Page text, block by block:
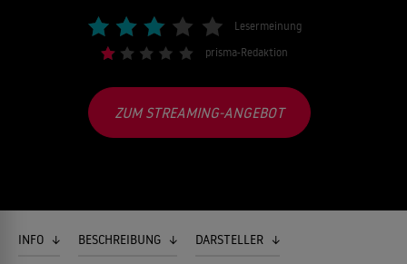
Lesermeinung
prisma-Redaktion
ZUM STREAMING-ANGEBOT
INFO BESCHREIBUNG DARSTELLER